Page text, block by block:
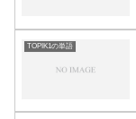
TOPIK1の単語